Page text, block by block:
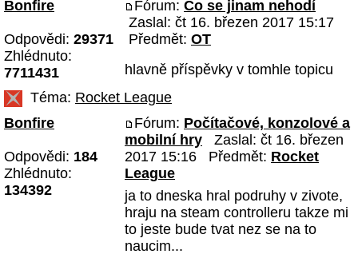
Bonfire
Odpovědi: 29371
Zhlédnuto:
7711431
Fórum: Co se jinam nehodí
Zaslal: čt 16. březen 2017 15:17
Předmět: OT
hlavně příspěvky v tomhle topicu
Téma: Rocket League
Bonfire
Odpovědi: 184
Zhlédnuto:
134392
Fórum: Počítačové, konzolové a
mobilní hry Zaslal: čt 16. březen
2017 15:16 Předmět: Rocket
League
ja to dneska hral podruhy v zivote,
hraju na steam controlleru takze mi
to jeste bude tvat nez se na to
naucim...